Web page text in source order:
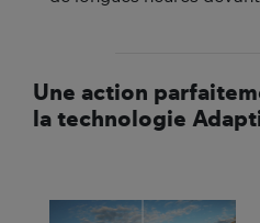
Une action
la technologie